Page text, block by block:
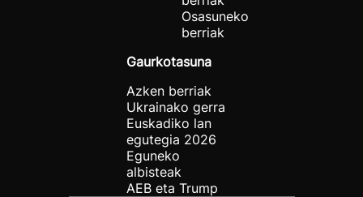
Osasuneko
berriak
Gaurkotasuna
Azken berriak
Ukrainako gerra
Euskadiko lan
egutegia 2026
Eguneko
albisteak
AEB eta Trump